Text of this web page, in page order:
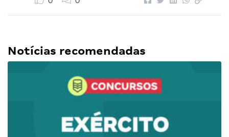
Notícias recomendadas